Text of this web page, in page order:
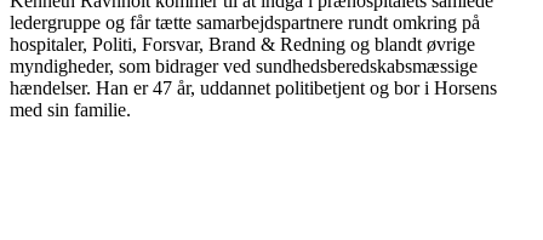
ledergruppe og får tætte samarbejdspartnere rundt omkring på
hospitaler, Politi, Forsvar, Brand & Redning og blandt øvrige
myndigheder, som bidrager ved sundhedsberedskabsmæssige
hændelser. Han er 47 år, uddannet politibetjent og bor i Horsens
med sin familie.